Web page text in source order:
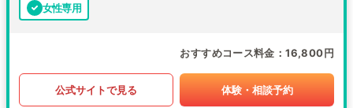
女性専用
おすすめコース料金 16,800円
公式サイトで見る 体験・相談予約